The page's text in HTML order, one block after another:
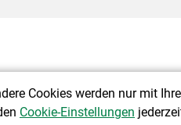
Cookies werden nur mit
Cookie-Einstellungen